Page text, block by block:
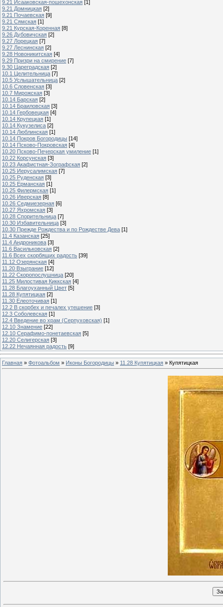
9.21 Исааковская-пошехонская [1]
9.21 Домницкая [2]
9.21 Почаевская [9]
9.21 Сямская [1]
9.21 Курская-Коренная [8]
9.26 Дубовичская [2]
9.27 Лорецкая [7]
9.27 Леснинская [2]
9.28 Новоникитская [4]
9.29 Призри на смирение [7]
9.30 Цареградская [2]
10.1 Целительница [7]
10.5 Услышательница [2]
10.6 Словенская [3]
10.7 Мирожская [3]
10.14 Барская [2]
10.14 Браиловская [3]
10.14 Гербовецкая [4]
10.14 Крупецкая [1]
10.14 Кукузелиса [2]
10.14 Люблинская [1]
10.14 Покров Богородицы [14]
10.14 Псково-Покровская [4]
10.20 Псково-Печерская умиление [1]
10.22 Корсунская [3]
10.23 Акафистная-Зографская [2]
10.25 Иерусалимская [7]
10.25 Руденская [3]
10.25 Ерманская [1]
10.25 Филермская [1]
10.26 Иверская [8]
10.26 Седмиезерная [6]
10.27 Яхромская [3]
10.28 Спорительница [7]
10.30 Избавительница [3]
10.30 Прежде Рождества и по Рождестве Дева [1]
11.4 Казанская [25]
11.4 Андроникова [3]
11.6 Васильковская [2]
11.6 Всех скорбящих радость [39]
11.12 Озерянская [4]
11.20 Взыграние [12]
11.22 Скоропослушница [20]
11.25 Милостивая Киккская [4]
11.28 Благоуханный Цвет [5]
11.28 Купятицкая [2]
11.30 Елеоточивая [1]
12.2 В скорбех и печалех утешение [3]
12.3 Соболевская [1]
12.4 Введение во храм (Серпуховская) [1]
12.10 Знамение [22]
12.10 Серафимо-понетаевская [5]
12.20 Селигерская [3]
12.22 Нечаянная радость [9]
Главная » Фотоальбом » Иконы Богородицы » 11.28 Купятицкая » Купятицкая